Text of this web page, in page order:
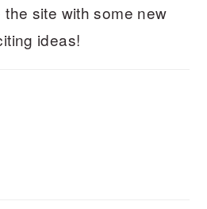
site with some new
ideas!